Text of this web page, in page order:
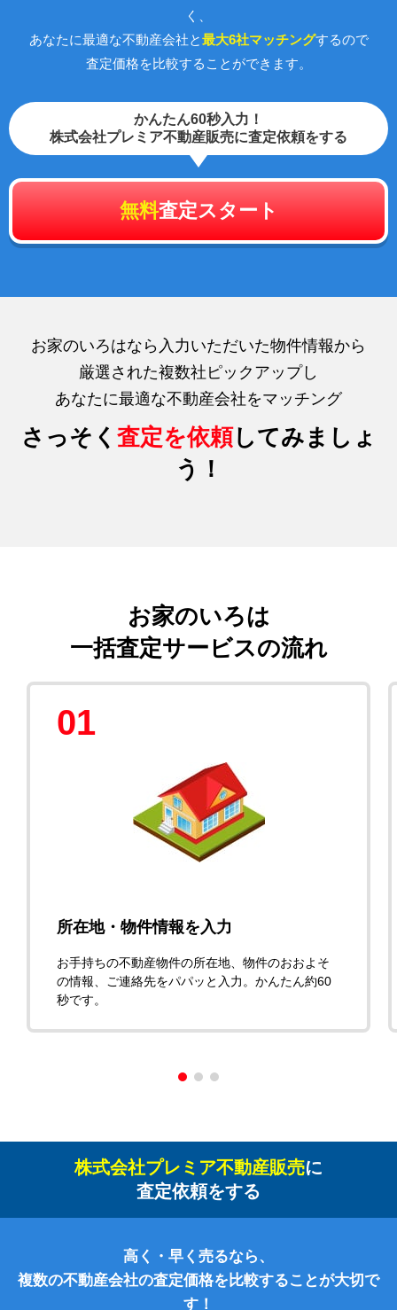
く、
あなたに最適な不動産会社と最大6社マッチングするので
査定価格を比較することができます。
かんたん60秒入力！
株式会社プレミア不動産販売に査定依頼をする
無料査定スタート
お家のいろはなら入力いただいた物件情報から
厳選された複数社ピックアップし
あなたに最適な不動産会社をマッチング
さっそく 査定を依頼してみましょ
う！
お家のいろは
一括査定サービスの流れ
01
所在地・物件情報を入力
お手持ちの不動産物件の所在地、物件のおおよそ
の情報、ご連絡先をパパッと入力。かんたん約60
秒です。
株式会社プレミア不動産販売に
査定依頼をする
高く・早く売るなら、
複数の不動産会社の査定価格を比較することが大切で
す！